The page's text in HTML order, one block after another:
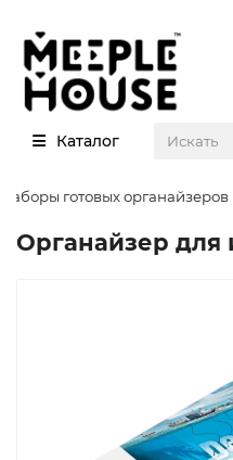
Каталог
Наборы готовых органайзеров
Органайзер для